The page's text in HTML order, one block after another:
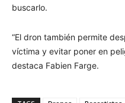
buscarlo.
“El dron también permite
víctima y evitar poner en
destaca Fabien Farge.